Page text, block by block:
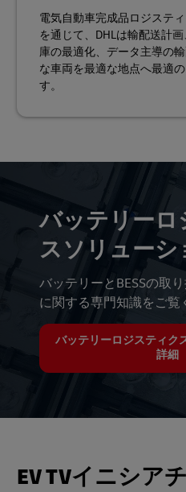
電気自動車完成品ロジステ
を通じて、DHLは輸配送計
庫の最適化、データ主導の
な車両を最適な地点へ最適
す。
バッテリーロ
スソリューシ
バッテリーとBESSの取
に関する専門知識をご覧
バッテリーロジスティク
詳細
EV TVイニシア